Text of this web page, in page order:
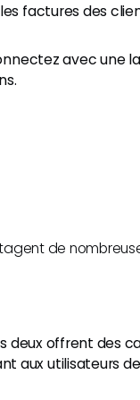
factures des
avec une
de
deux offrent des
aux utilisateurs